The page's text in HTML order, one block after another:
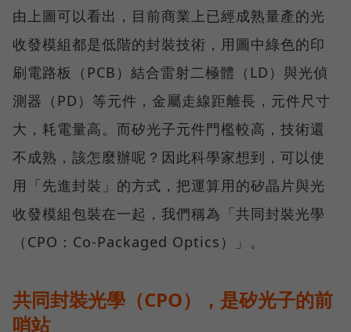
由上圖可以看出，目前商業上已經成熟量產的光
收發模組都是低階的封裝技術，用圖中綠色的印
刷電路板（PCB）結合雷射二極體（LD）與光偵
測器（PD）等元件，金屬走線距離長，元件尺寸
大，耗電量高。而矽光子元件門檻較高，技術還
不成熟，該怎麼辦呢？因此科學家想到，可以使
用「先進封裝」的方式，把運算用的矽晶片與光
收發模組包裝在一起，我們稱為「共同封裝光學
（CPO：Co-Packaged Optics）」。
共同封裝光學（CPO），是矽光子的前
哨站